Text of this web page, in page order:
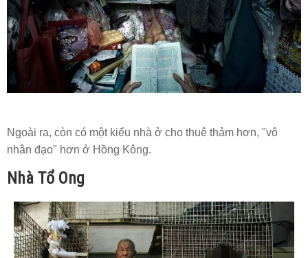
Ngoài ra, còn có một kiểu nhà ở cho thuê thảm hơn, "vô
nhân đạo" hơn ở Hồng Kông.
Nhà Tổ Ong